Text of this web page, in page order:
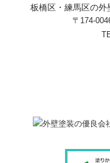
板橋区・練馬区の
〒174-